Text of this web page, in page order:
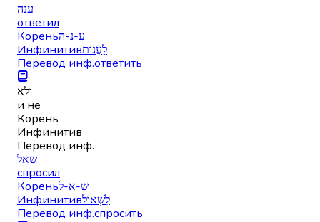
ענה
ответил
Кореньע-נ-ה
Инфинитивלַעֲנוֹת
Перевод инф.ответить
ולא
и не
Корень
Инфинитив
Перевод инф.
שאל
спросил
Кореньש-א-ל
Инфинитивלִשְׁאוֹל
Перевод инф.спросить